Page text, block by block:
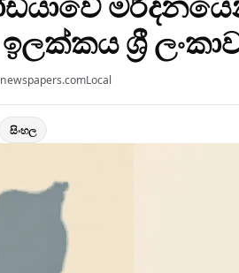
ශ්‍රී
Local
සිංහල